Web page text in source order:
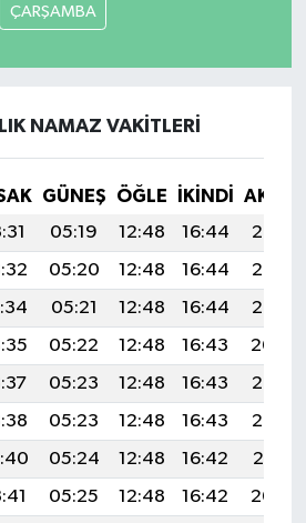
ÇARŞAMBA
NAMAZ VAKITLERI
GÜNEŞ ÖĞLE İKINDI
05:19 12:48 16:44
20:07
05:20 12:48 16:44
20:06
05:21 12:48 16:44
20:05
05:22 12:48 16:43
20:04
05:23 12:48 16:43
20:03
05:23 12:48 16:43
20:02
05:24 12:48 16:42
20:01
05:25 12:48 16:42
20:00